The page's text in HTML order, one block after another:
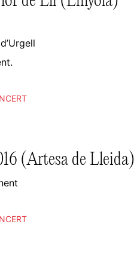
(Artesa de Lleida)